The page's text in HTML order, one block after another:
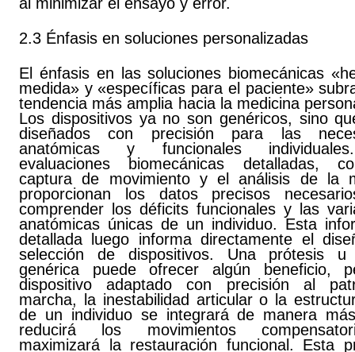
2.3 Énfasis en soluciones personalizadas
El énfasis en las soluciones biomecánicas
medida» y «específicas para el paciente»
tendencia más amplia hacia la medicina
Los dispositivos ya no son genéricos, sino
diseñados con precisión para las
anatómicas y funcionales
evaluaciones biomecánicas detalladas,
captura de movimiento y el análisis de la
proporcionan los datos precisos
comprender los déficits funcionales y las
anatómicas únicas de un individuo. Esta
detallada luego informa directamente el
selección de dispositivos. Una prótesis u
genérica puede ofrecer algún beneficio,
dispositivo adaptado con precisión al
marcha, la inestabilidad articular o la
de un individuo se integrará de manera
reducirá los movimientos
maximizará la restauración funcional. Esta